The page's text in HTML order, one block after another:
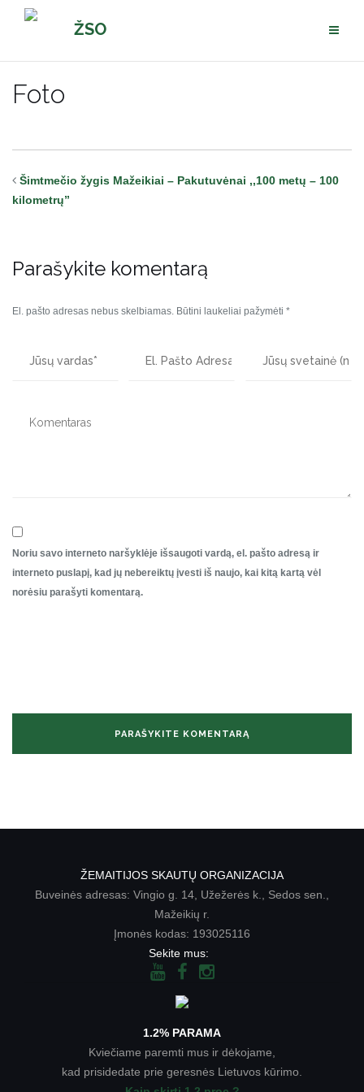
Pereiti
ŽSO
Foto
Šimtmečio žygis Mažeikiai – Pakutuvėnai ,,100 metų – 100
kilometrų”
Parašykite komentarą
El. pašto adresas nebus skelbiamas. Būtini laukeliai pažymėti *
Noriu savo interneto naršyklėje išsaugoti vardą, el. pašto adresą ir
interneto puslapį, kad jų nebereiktų įvesti iš naujo, kai kitą kartą vėl
norėsiu parašyti komentarą.
ŽEMAITIJOS SKAUTŲ ORGANIZACIJA
Buveinės adresas: Vingio g. 14, Užežerės k., Sedos sen.,
Mažeikių r.
Įmonės kodas: 193025116
Sekite mus:
1.2% PARAMA
Kviečiame paremti mus ir dėkojame,
kad prisidedate prie geresnės Lietuvos kūrimo.